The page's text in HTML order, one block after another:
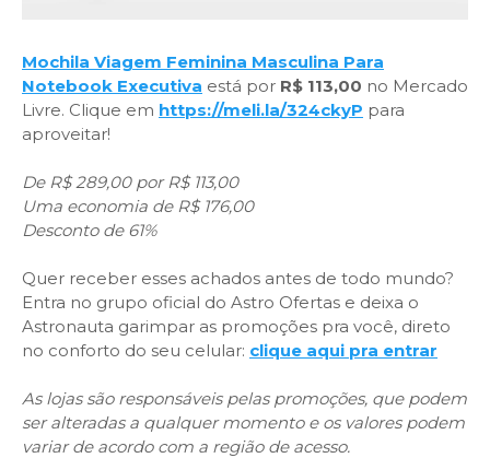
Mochila Viagem Feminina Masculina Para
Notebook Executiva está por R$ 113,00 no Mercado
Livre. Clique em https://meli.la/324ckyP para
aproveitar!
De R$ 289,00 por R$ 113,00
Uma economia de R$ 176,00
Desconto de 61%
Quer receber esses achados antes de todo mundo?
Entra no grupo oficial do Astro Ofertas e deixa o
Astronauta garimpar as promoções pra você, direto
no conforto do seu celular: clique aqui pra entrar
As lojas são responsáveis pelas promoções, que podem
ser alteradas a qualquer momento e os valores podem
variar de acordo com a região de acesso.